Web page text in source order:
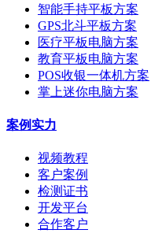
智能手持平板方案
GPS北斗平板方案
医疗平板电脑方案
教育平板电脑方案
POS收银一体机方案
掌上迷你电脑方案
案例实力
视频教程
客户案例
检测证书
开发平台
合作客户